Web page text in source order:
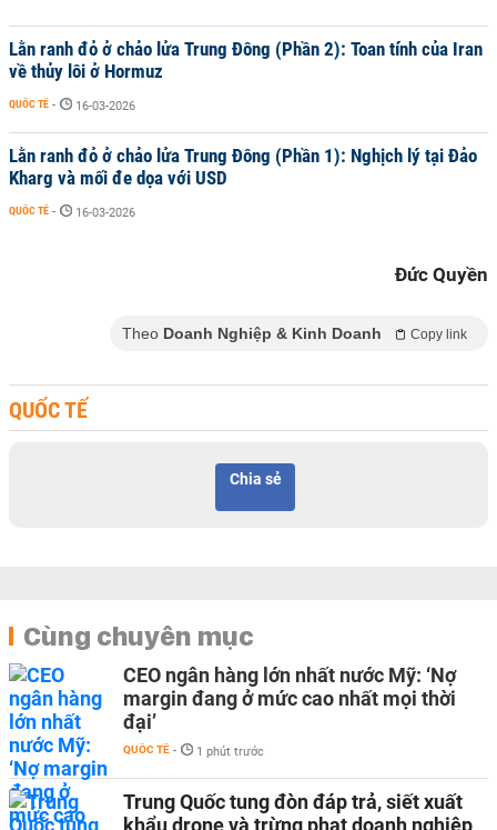
Lằn ranh đỏ ở chảo lửa Trung Đông (Phần 2): Toan tính của Iran
về thủy lôi ở Hormuz
QUỐC TẾ - 16-03-2026
Lằn ranh đỏ ở chảo lửa Trung Đông (Phần 1): Nghịch lý tại Đảo
Kharg và mối đe dọa với USD
QUỐC TẾ - 16-03-2026
Đức Quyền
Theo Doanh Nghiệp & Kinh Doanh Copy link
QUỐC TẾ
Chia sẻ
Cùng chuyên mục
CEO ngân hàng lớn nhất nước Mỹ: ‘Nợ
margin đang ở mức cao nhất mọi thời
đại’
QUỐC TẾ - 1 phút trước
Trung Quốc tung đòn đáp trả, siết xuất
khẩu drone và trừng phạt doanh nghiệp